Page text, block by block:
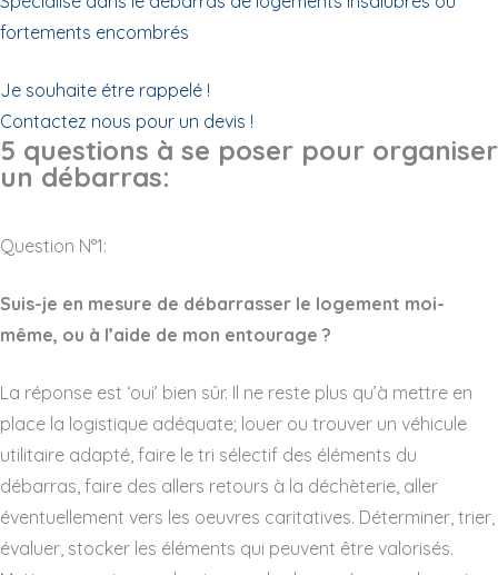
fortements encombrés
Je souhaite étre rappelé !
Contactez nous pour un devis !
5 questions à se poser pour organiser
un débarras:
Question N°1:
Suis-je en mesure de débarrasser le logement moi-
même, ou à l’aide de mon entourage ?
La réponse est ‘oui’ bien sûr. Il ne reste plus qu’à mettre en
place la logistique adéquate; louer ou trouver un véhicule
utilitaire adapté, faire le tri sélectif des éléments du
débarras, faire des allers retours à la déchèterie, aller
éventuellement vers les oeuvres caritatives. Déterminer, trier,
évaluer, stocker les éléments qui peuvent être valorisés.